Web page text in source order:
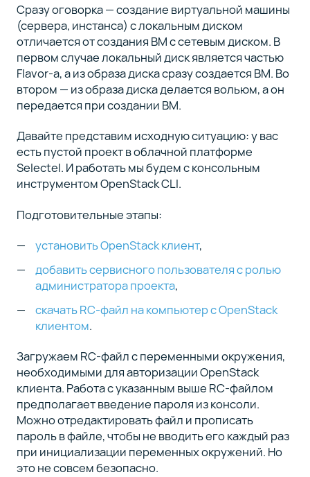
Сразу оговорка — создание виртуальной машины
(сервера, инстанса) с локальным диском
отличается от создания ВМ с сетевым диском. В
первом случае локальный диск является частью
Flavor-а, а из образа диска сразу создается ВМ. Во
втором — из образа диска делается вольюм, а он
передается при создании ВМ.
Давайте представим исходную ситуацию: у вас
есть пустой проект в облачной платформе
Selectel. И работать мы будем с консольным
инструментом OpenStack CLI.
Подготовительные этапы:
установить OpenStack клиент,
добавить сервисного пользователя с ролью
администратора проекта,
скачать RC-файл на компьютер с OpenStack
клиентом.
Загружаем RC-файл с переменными окружения,
необходимыми для авторизации OpenStack
клиента. Работа с указанным выше RC-файлом
предполагает введение пароля из консоли.
Можно отредактировать файл и прописать
пароль в файле, чтобы не вводить его каждый раз
при инициализации переменных окружений. Но
это не совсем безопасно.